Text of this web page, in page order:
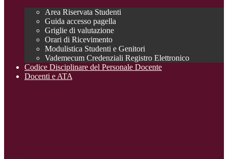
Area Riservata Studenti
Guida accesso pagella
Griglie di valutazione
Orari di Ricevimento
Modulistica Studenti e Genitori
Vademecum Credenziali Registro Elettronico
Codice Disciplinare del Personale Docente
Docenti e ATA